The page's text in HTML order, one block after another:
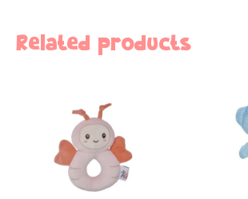
Related products